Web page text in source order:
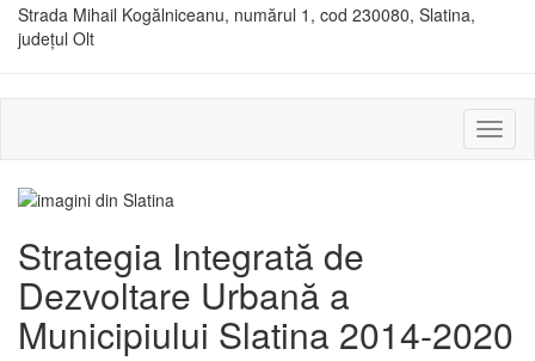
Strada Mihail Kogălniceanu, numărul 1, cod 230080, Slatina,
județul Olt
sau
Strategia Integrată de
Dezvoltare Urbană a
Municipiului Slatina 2014-2020